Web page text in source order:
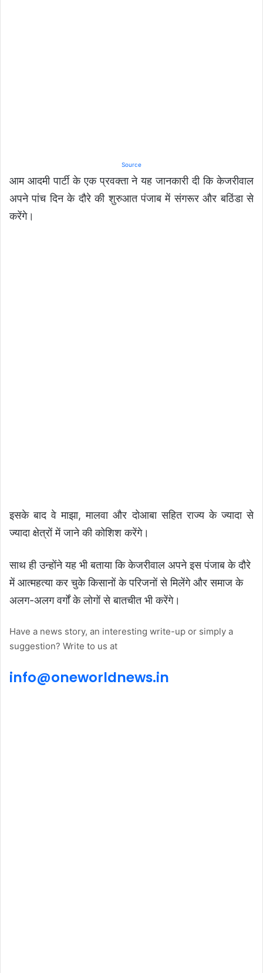
Source
आम आदमी पार्टी के एक प्रवक्ता ने यह जानकारी दी कि केजरीवाल
अपने पांच दिन के दौरे की शुरुआत पंजाब में संगरूर और बठिंडा से
करेंगे।
इसके बाद वे माझा, मालवा और दोआबा सहित राज्य के ज्यादा से
ज्यादा क्षेत्रों में जाने की कोशिश करेंगे।
साथ ही उन्होंने यह भी बताया कि केजरीवाल अपने इस पंजाब के दौरे
में आत्महत्या कर चुके किसानों के परिजनों से मिलेंगे और समाज के
अलग-अलग वर्गों के लोगों से बातचीत भी करेंगे।
Have a news story, an interesting write-up or simply a
suggestion? Write to us at
info@oneworldnews.in